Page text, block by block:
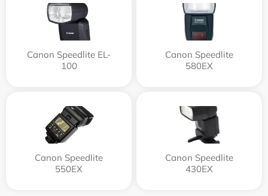
Canon Speedlite EL-
100
Canon Speedlite
580EX
Canon Speedlite
550EX
Canon Speedlite
430EX